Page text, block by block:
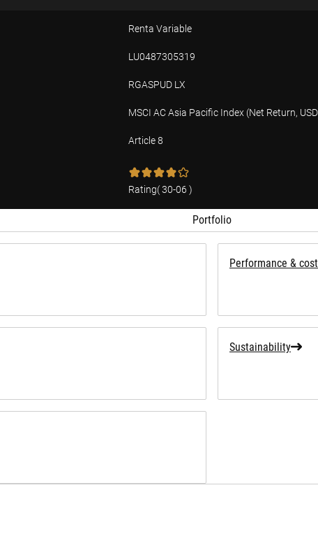
Renta Variable
LU0487305319
RGASPUD LX
MSCI AC Asia Pacific Index (Net Return,
information Article 8
Rating(30-06 )
Portfolio
Performance &
Sustainability